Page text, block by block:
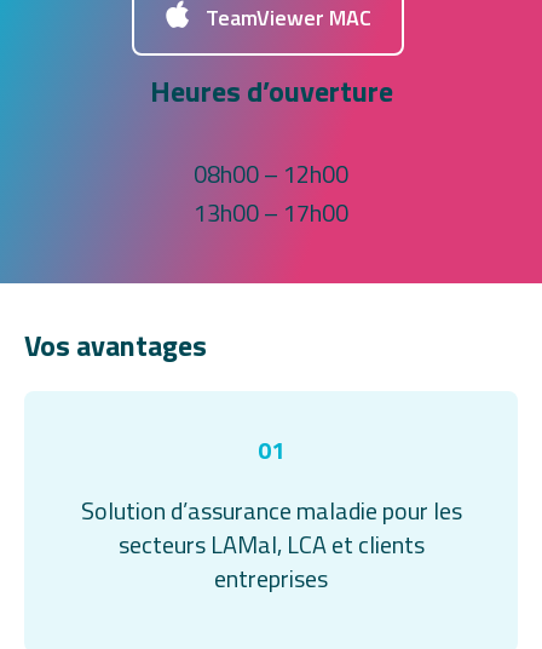
TeamViewer MAC
Heures d’ouverture
08h00 – 12h00
13h00 – 17h00
Vos avantages
01
Solution d’assurance maladie pour les
secteurs LAMal, LCA et clients
entreprises